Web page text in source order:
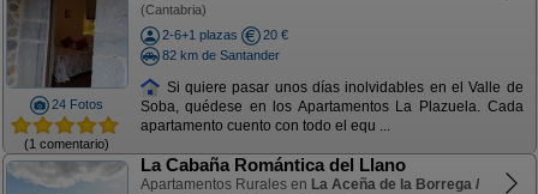
24 Fotos
(1 comentario)
(Cantabria)
2-6+1 plazas
20 €
82 km de Santander
Si quiere pasar unos días inolvidables en el Valle de
Soba, quédese en los Apartamentos La Plazuela. Cada
apartamento cuento con todo el equ ...
La Cabaña Romántica del Llano
Apartamentos Rurales en La Aceña de la Borrega /